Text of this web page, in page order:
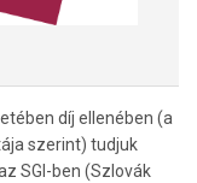
díj ellenében (a
szerint) tudjuk
SGI-ben (Szlovák